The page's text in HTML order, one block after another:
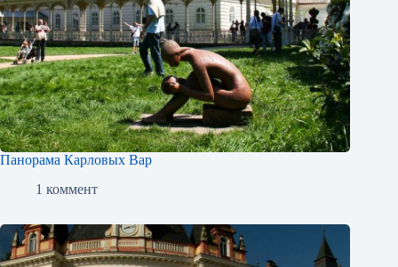
Панорама Карловых Вар
1 коммент